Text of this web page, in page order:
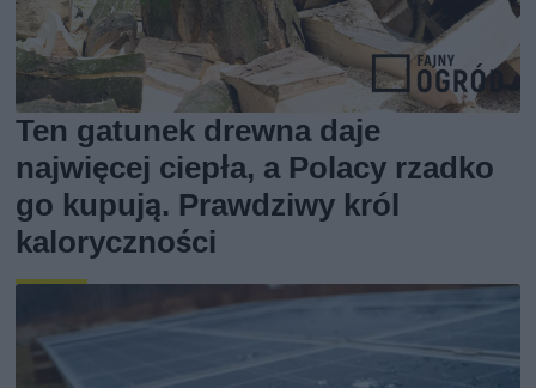
Ten gatunek drewna daje
najwięcej ciepła, a Polacy rzadko
go kupują. Prawdziwy król
kaloryczności